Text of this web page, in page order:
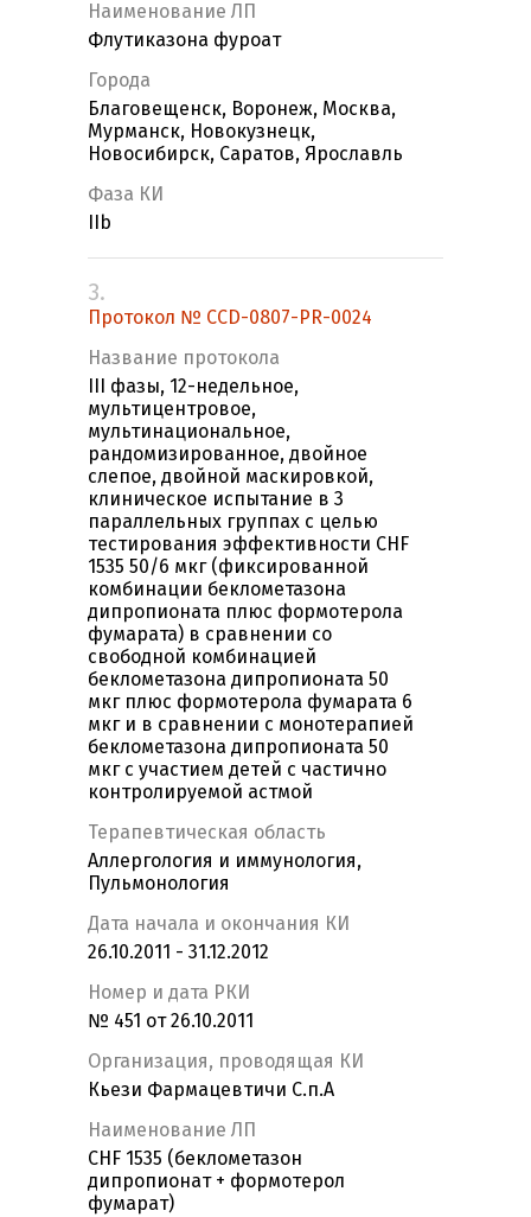
Наименование ЛП
Флутиказона фуроат
Города
Благовещенск, Воронеж, Москва,
Мурманск, Новокузнецк,
Новосибирск, Саратов, Ярославль
Фаза КИ
IIb
3.
Протокол № CCD-0807-PR-0024
Название протокола
III фазы, 12-недельное,
мультицентровое,
мультинациональное,
рандомизированное, двойное
слепое, двойной маскировкой,
клиническое испытание в 3
параллельных группах с целью
тестирования эффективности CHF
1535 50/6 мкг (фиксированной
комбинации беклометазона
дипропионата плюс формотерола
фумарата) в сравнении со
свободной комбинацией
беклометазона дипропионата 50
мкг плюс формотерола фумарата 6
мкг и в сравнении с монотерапией
беклометазона дипропионата 50
мкг с участием детей с частично
контролируемой астмой
Терапевтическая область
Аллергология и иммунология,
Пульмонология
Дата начала и окончания КИ
26.10.2011 - 31.12.2012
Номер и дата РКИ
№ 451 от 26.10.2011
Организация, проводящая КИ
Кьези Фармацевтичи С.п.А
Наименование ЛП
CHF 1535 (беклометазон
дипропионат + формотерол
фумарат)